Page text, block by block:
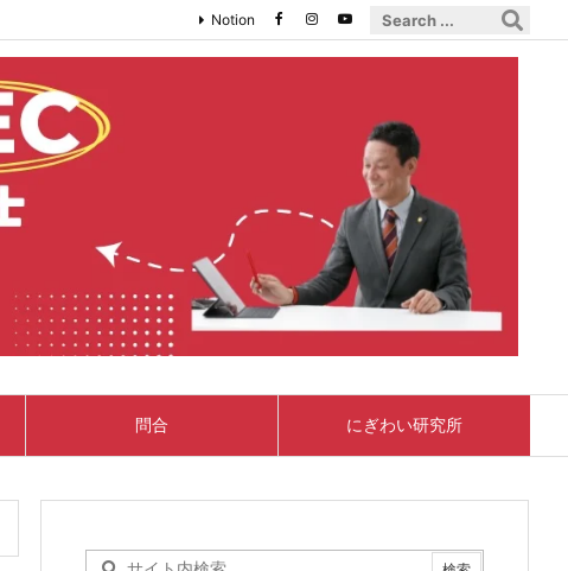
問合 にぎわい研究所
Notion